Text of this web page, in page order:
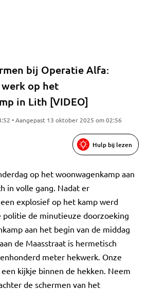
bij Operatie Alfa:
op het
in Lith [VIDEO]
• Aangepast 13 oktober 2025 om 02:56
Hulp bij lezen
op het woonwagenkamp aan
in volle gang. Nadat er
explosief op het kamp werd
politie de minutieuze doorzoeking
aan het begin van de middag
de Maasstraat is hermetisch
meter hekwerk. Onze
kijkje binnen de hekken. Neem
de schermen van het